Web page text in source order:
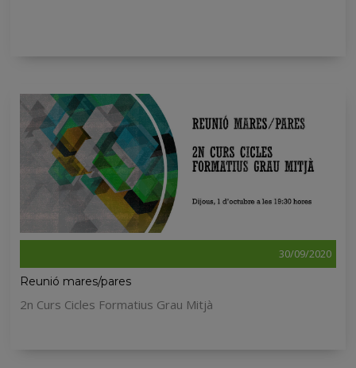
30/09/2020
Reunió mares/pares
2n Curs Cicles Formatius Grau Mitjà